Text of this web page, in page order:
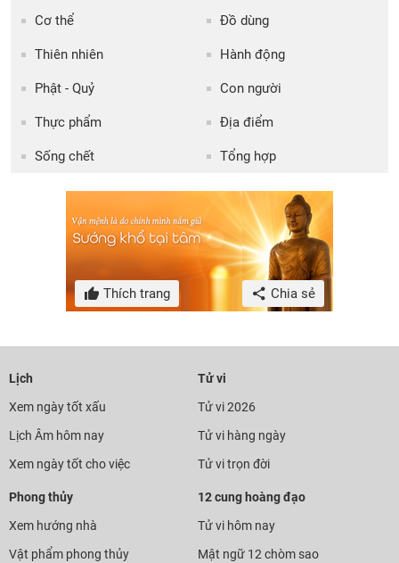
Cơ thể Đồ dùng
Thiên nhiên Hành động
Phật - Quỷ Con người
Thực phẩm Địa điểm
Sống chết Tổng hợp
Thích trang Chia sẻ
Lịch
Xem ngày tốt xấu
Lịch Âm hôm nay
Xem ngày tốt cho việc
Tử vi
Tử vi 2026
Tử vi hàng ngày
Tử vi trọn đời
Phong thủy
Xem hướng nhà
Vật phẩm phong thủy
12 cung hoàng đạo
Tử vi hôm nay
Mật ngữ 12 chòm sao